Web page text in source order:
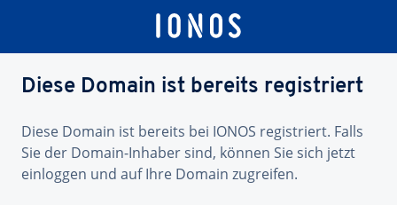
Diese Domain ist bereits registriert
Diese Domain ist bereits bei IONOS registriert. Falls
Sie der Domain-Inhaber sind, können Sie sich jetzt
einloggen und auf Ihre Domain zugreifen.